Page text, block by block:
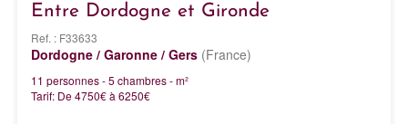
Entre Dordogne et Gironde
Ref. : F33633
Dordogne / Garonne / Gers (France)
11 personnes - 5 chambres - m²
Tarif: De 4750€ à 6250€